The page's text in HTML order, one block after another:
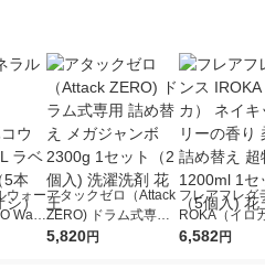
ウォー
Wate
タ
アタックゼロ（Attack
ZERO) ドラム式専用
詰め替え メガジャン
5,820円
フレアフレグ
ROKA（イロ
イキッドリリ
6,582円